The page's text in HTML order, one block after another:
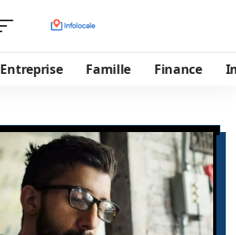
Entreprise Famille Finance